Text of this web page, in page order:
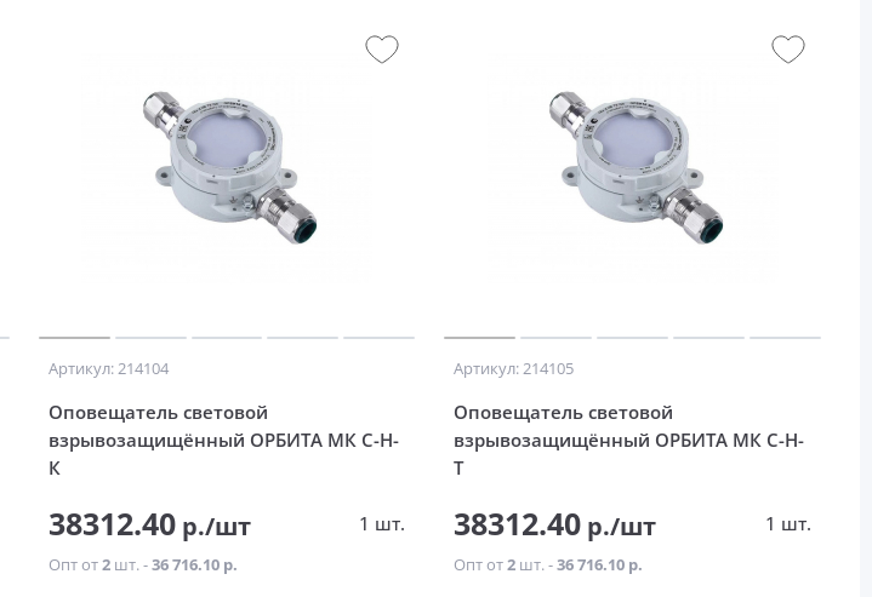
Артикул: 214104
Оповещатель световой
взрывозащищённый ОРБИТА МК С-Н-
К
38312.40р./шт 1 шт.
Опт от2шт. -36 716.10 р.
Артикул: 214105
Оповещатель световой
взрывозащищённый ОРБИТА МК С-Н-
Т
38312.40 р./шт 1 шт.
Опт от2 шт. -36 716.10 р.